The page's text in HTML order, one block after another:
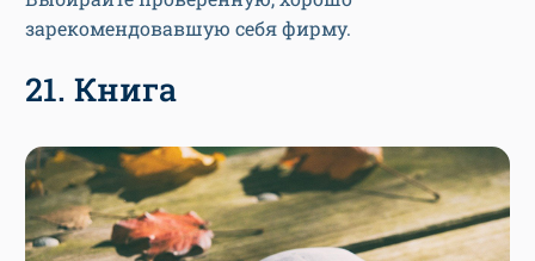
зарекомендовавшую себя фирму.
21. Книга